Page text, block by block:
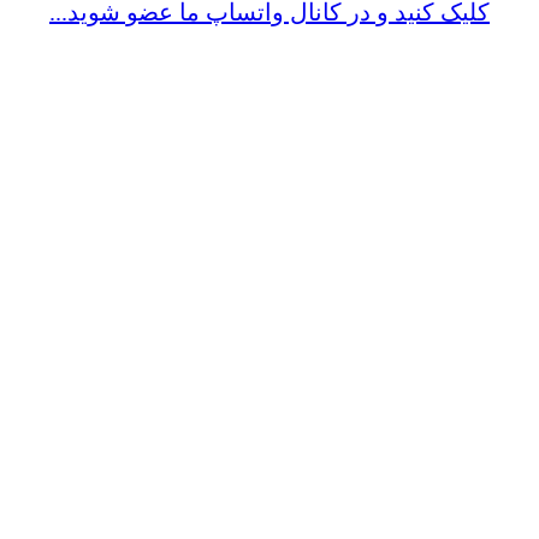
کلیک کنید و در کانال واتساپ ما عضو شوید...